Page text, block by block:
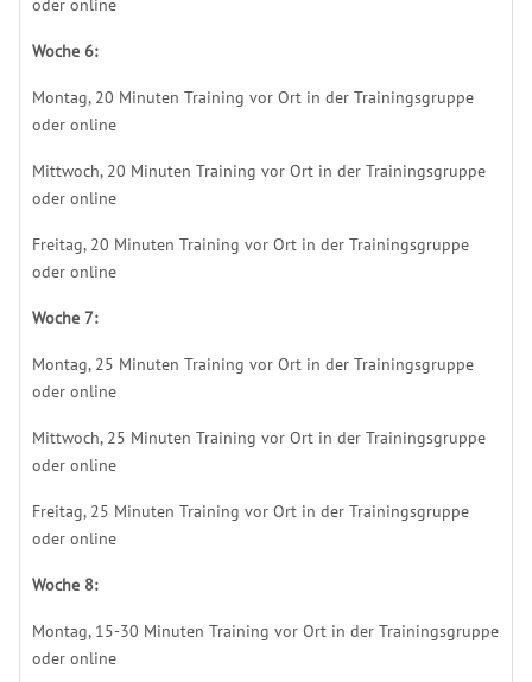
oder online
Woche 6:
Montag, 20 Minuten Training vor Ort in der Trainingsgruppe
oder online
Mittwoch, 20 Minuten Training vor Ort in der Trainingsgruppe
oder online
Freitag, 20 Minuten Training vor Ort in der Trainingsgruppe
oder online
Woche 7:
Montag, 25 Minuten Training vor Ort in der Trainingsgruppe
oder online
Mittwoch, 25 Minuten Training vor Ort in der Trainingsgruppe
oder online
Freitag, 25 Minuten Training vor Ort in der Trainingsgruppe
oder online
Woche 8:
Montag, 15-30 Minuten Training vor Ort in der Trainingsgruppe
oder online